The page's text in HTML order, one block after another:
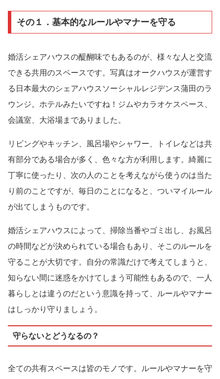
その１．基本的なルールやマナーを守る
婚活シェアハウスの醍醐味でもあるのが、様々な人と交流
できる共用のスペースです。写真はオークハウスが運営す
る日本最大のシェアハウスソーシャルレジデンス蒲田のラ
ウンジ。ホテルみたいですね！ジムやカラオケスペース、
会議室、大浴場までありました。
リビングやキッチン、風呂場やシャワー、トイレなどは共
有部分である場合が多く、色々な方が利用します。綺麗に
丁寧に使ったり、次の人のことを考えながら使うのは当た
り前のことですが、毎日のことになると、ついマイルール
が出てしまうものです。
婚活シェアハウスによって、掃除当番やゴミ出し、お風呂
の時間などが決められている場合もあり、そこのルールを
守ることが大切です。自分の常識だけで考えてしまうと、
知らない間に迷惑をかけてしまう可能性もあるので、一人
暮らしとは違うのだという意識を持って、ルールやマナー
はしっかり守りましょう。
守らないとどうなるの？
全ての共有スペースは皆のモノです。ルールやマナーを守